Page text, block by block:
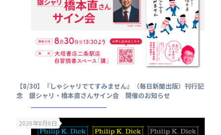
【8/30】『しゃシャリでてすみません』（毎日新聞出版）刊行記
念 銀シャリ・橋本直さんサイン会 開催のお知らせ
2026年8月6日